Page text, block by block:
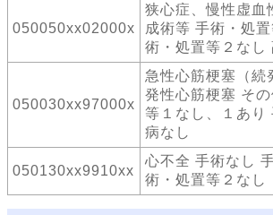
050050xx02000x
狭心症、慢性虚血
成術等 手術・処
術・処置等２なし
050030xx97000x
急性心筋梗塞（続
発性心筋梗塞 そ
等１なし、１あり
病なし
050130xx9910xx
心不全 手術なし
術・処置等２なし